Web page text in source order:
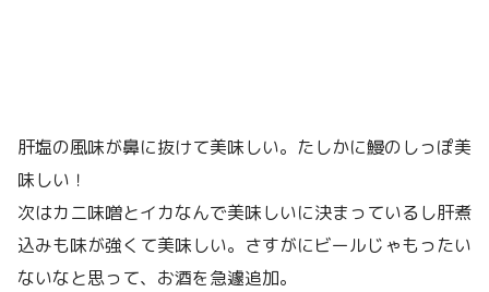
肝塩の風味が鼻に抜けて美味しい。たしかに鰻のしっぽ美
味しい！
次はカニ味噌とイカなんで美味しいに決まっているし肝煮
込みも味が強くて美味しい。さすがにビールじゃもったい
ないなと思って、お酒を急遽追加。